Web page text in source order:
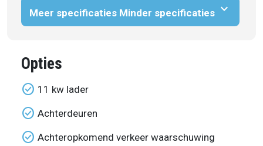
Meer specificaties Minder specificaties expand_more
Opties
check_circle 11 kw lader
check_circle Achterdeuren
check_circle Achteropkomend verkeer waarschuwing